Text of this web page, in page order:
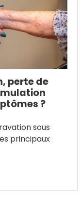
perte de
?
sous
principaux